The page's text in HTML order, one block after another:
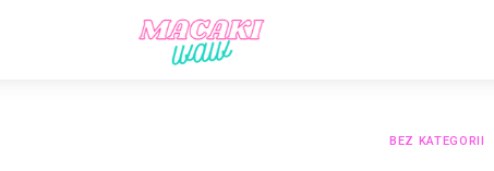
BEZ KATEGORII